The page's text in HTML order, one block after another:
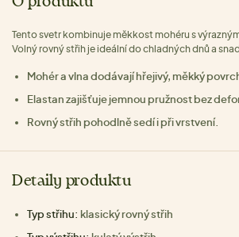
Tento svetr kombinuje měkkost mohéru s
Volný rovný střih je ideální do chladných dnů a
Mohér a vlna dodávají hřejivý, měkký
Elastan zajišťuje jemnou pružnost bez
Rovný střih pohodlně sedí i při vrstvení.
Detaily produktu
Typ střihu: klasický rovný střih